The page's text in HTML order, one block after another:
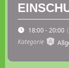
18:00 - 20:00
Kategorie